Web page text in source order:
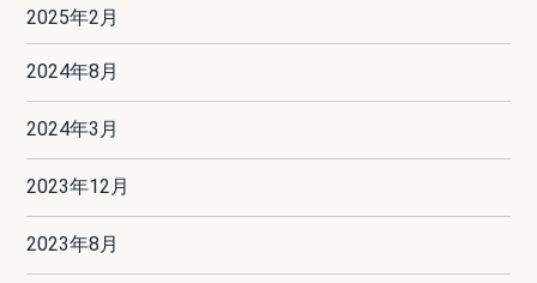
2025年2月
2024年8月
2024年3月
2023年12月
2023年8月